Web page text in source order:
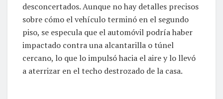
desconcertados. Aunque no hay detalles precisos
sobre cómo el vehículo terminó en el segundo
piso, se especula que el automóvil podría haber
impactado contra una alcantarilla o túnel
cercano, lo que lo impulsó hacia el aire y lo llevó
a aterrizar en el techo destrozado de la casa.